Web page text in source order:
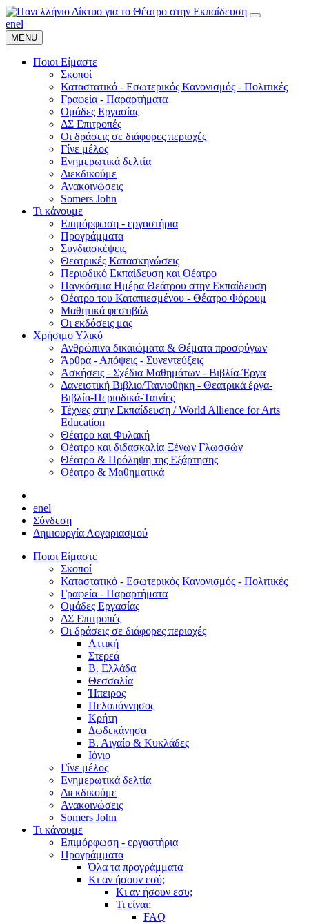
enel
MENU
Ποιοι Είμαστε
Σκοποί
Καταστατικό - Εσωτερικός Κανονισμός - Πολιτικές
Γραφεία - Παραρτήματα
Ομάδες Εργασίας
ΔΣ Επιτροπές
Οι δράσεις σε διάφορες περιοχές
Γίνε μέλος
Ενημερωτικά δελτία
Διεκδικούμε
Ανακοινώσεις
Somers John
Τι κάνουμε
Επιμόρφωση - εργαστήρια
Προγράμματα
Συνδιασκέψεις
Θεατρικές Κατασκηνώσεις
Περιοδικό Εκπαίδευση και Θέατρο
Παγκόσμια Ημέρα Θεάτρου στην Εκπαίδευση
Θέατρο του Καταπιεσμένου - Θέατρο Φόρουμ
Μαθητικά φεστιβάλ
Οι εκδόσεις μας
Χρήσιμο Υλικό
Ανθρώπινα δικαιώματα & Θέματα προσφύγων
Άρθρα - Απόψεις - Συνεντεύξεις
Ασκήσεις - Σχέδια Μαθημάτων - Βιβλία-Έργα
Δανειστική Βιβλιο/Ταινιοθήκη - Θεατρικά έργα-
Βιβλία-Περιοδικά-Ταινίες
Τέχνες στην Εκπαίδευση / World Allience for Arts
Education
Θέατρο και Φυλακή
Θέατρο και διδασκαλία Ξένων Γλωσσών
Θέατρο & Πρόληψη της Εξάρτησης
Θέατρο & Μαθηματικά
enel
Σύνδεση
Δημιουργία Λογαριασμού
Ποιοι Είμαστε
Σκοποί
Καταστατικό - Εσωτερικός Κανονισμός - Πολιτικές
Γραφεία - Παραρτήματα
Ομάδες Εργασίας
ΔΣ Επιτροπές
Οι δράσεις σε διάφορες περιοχές
Αττική
Στερεά
Β. Ελλάδα
Θεσσαλία
Ήπειρος
Πελοπόννησος
Κρήτη
Δωδεκάνησα
Β. Αιγαίο & Κυκλάδες
Ιόνιο
Γίνε μέλος
Ενημερωτικά δελτία
Διεκδικούμε
Ανακοινώσεις
Somers John
Τι κάνουμε
Επιμόρφωση - εργαστήρια
Προγράμματα
Όλα τα προγράμματα
Κι αν ήσουν εσύ;
Κι αν ήσουν εσυ;
Τι είναι;
FAQ